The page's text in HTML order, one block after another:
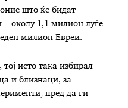
што ќе бидат
– околу 1,1 милион луѓе
милион Евреи.
исто така избирал
и близнаци, за
пред да ги